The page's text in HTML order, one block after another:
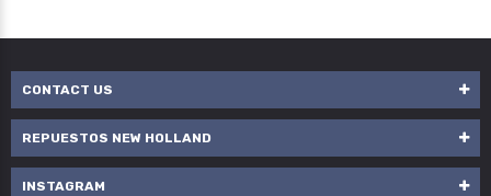
CONTACT US
REPUESTOS NEW HOLLAND
INSTAGRAM